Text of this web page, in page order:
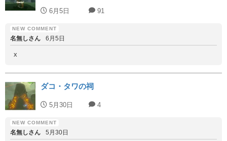
6月5日 91
名無しさん 6月5日
x
ダコ・タワの祠
5月30日 4
名無しさん 5月30日